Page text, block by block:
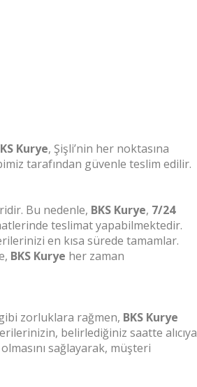
Kurye, Şişli’nin her noktasına
tarafından güvenle teslim edilir.
Bu nedenle, BKS Kurye, 7/24
teslimat yapabilmektedir.
en kısa sürede tamamlar.
BKS Kurye her zaman
zorluklara rağmen, BKS Kurye
belirlediğiniz saatte alıcıya
sağlayarak, müşteri